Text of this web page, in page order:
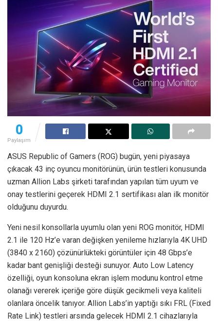
0
Paylaşım
ASUS Republic of Gamers (ROG) bugün, yeni piyasaya
çıkacak 43 inç oyuncu monitörünün, ürün testleri konusunda
uzman Allion Labs şirketi tarafından yapılan tüm uyum ve
onay testlerini geçerek HDMI 2.1 sertifikası alan ilk monitör
olduğunu duyurdu.
Yeni nesil konsollarla uyumlu olan yeni ROG monitör, HDMI
2.1 ile 120 Hz’e varan değişken yenileme hızlarıyla 4K UHD
(3840 x 2160) çözünürlükteki görüntüler için 48 Gbps’e
kadar bant genişliği desteği sunuyor. Auto Low Latency
özelliği, oyun konsoluna ekran işlem modunu kontrol etme
olanağı vererek içeriğe göre düşük gecikmeli veya kaliteli
olanlara öncelik tanıyor. Allion Labs’in yaptığı sıkı FRL (Fixed
Rate Link) testleri arsında gelecek HDMI 2.1 cihazlarıyla